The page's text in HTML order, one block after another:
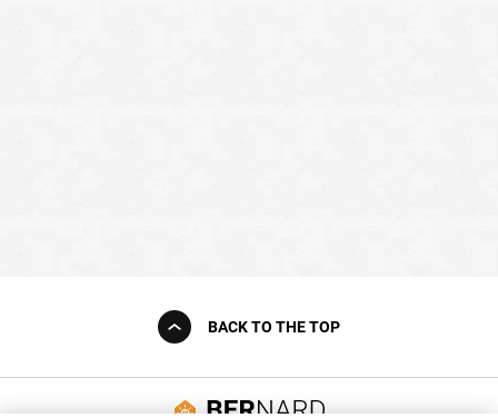
BACK TO THE TOP